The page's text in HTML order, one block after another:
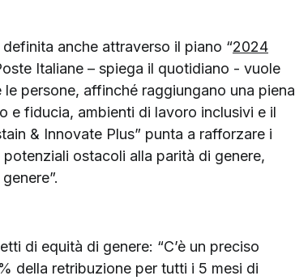
anche attraverso il piano “2024
Italiane – spiega il quotidiano - vuole
persone, affinché raggiungano una piena
e fiducia, ambienti di lavoro inclusivi e il
& Innovate Plus” punta a rafforzare i
ostacoli alla parità di genere,
di equità di genere: “C’è un preciso
della retribuzione per tutti i 5 mesi di